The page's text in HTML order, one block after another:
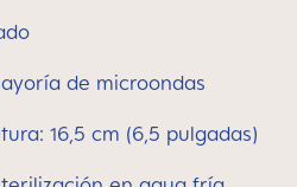
de microondas
16,5 cm (6,5 pulgadas)